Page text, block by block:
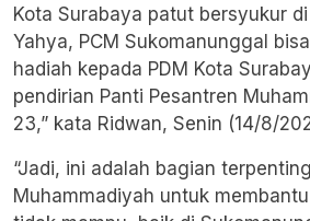
Kota Surabaya patut bersyukur
Yahya, PCM Sukomanunggal
hadiah kepada PDM Kota
pendirian Panti Pesantren
23,” kata Ridwan, Senin (14/8/
“Jadi, ini adalah bagian
Muhammadiyah untuk